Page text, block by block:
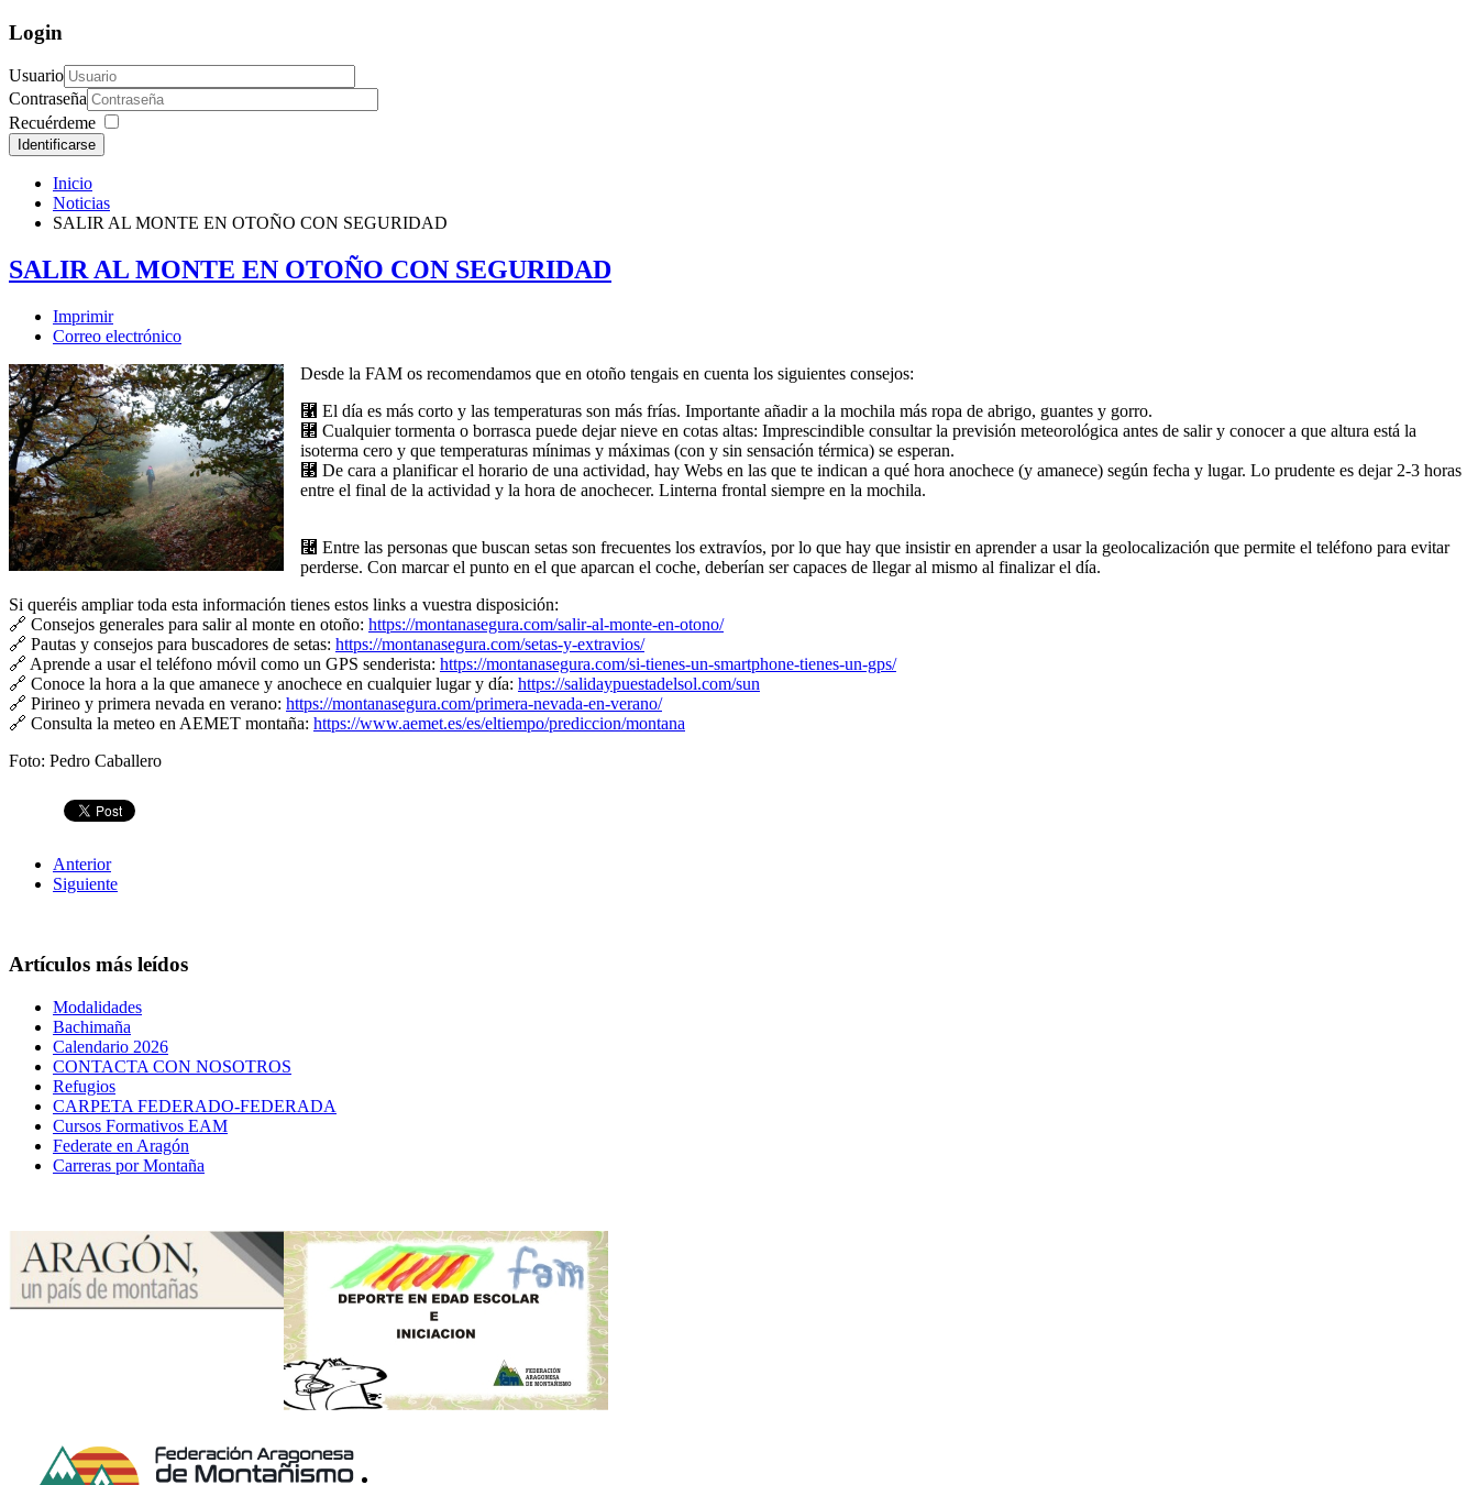
Login
Usuario
Contraseña
Recuérdeme
Identificarse
Inicio
Noticias
SALIR AL MONTE EN OTOÑO CON SEGURIDAD
SALIR AL MONTE EN OTOÑO CON SEGURIDAD
Imprimir
Correo electrónico
Desde la FAM os recomendamos que en otoño tengais en cuenta los siguientes consejos:
⿡ El día es más corto y las temperaturas son más frías. Importante añadir a la mochila más ropa de abrigo, guantes y gorro.
⿢ Cualquier tormenta o borrasca puede dejar nieve en cotas altas: Imprescindible consultar la previsión meteorológica antes de salir y conocer a que altura está la
isoterma cero y que temperaturas mínimas y máximas (con y sin sensación térmica) se esperan.
⿣ De cara a planificar el horario de una actividad, hay Webs en las que te indican a qué hora anochece (y amanece) según fecha y lugar. Lo prudente es dejar 2-3 horas
entre el final de la actividad y la hora de anochecer. Linterna frontal siempre en la mochila.
⿤ Entre las personas que buscan setas son frecuentes los extravíos, por lo que hay que insistir en aprender a usar la geolocalización que permite el teléfono para evitar
perderse. Con marcar el punto en el que aparcan el coche, deberían ser capaces de llegar al mismo al finalizar el día.
Si queréis ampliar toda esta información tienes estos links a vuestra disposición:
🔗 Consejos generales para salir al monte en otoño: https://montanasegura.com/salir-al-monte-en-otono/
🔗 Pautas y consejos para buscadores de setas: https://montanasegura.com/setas-y-extravios/
🔗 Aprende a usar el teléfono móvil como un GPS senderista: https://montanasegura.com/si-tienes-un-smartphone-tienes-un-gps/
🔗 Conoce la hora a la que amanece y anochece en cualquier lugar y día: https://salidaypuestadelsol.com/sun
🔗 Pirineo y primera nevada en verano: https://montanasegura.com/primera-nevada-en-verano/
🔗 Consulta la meteo en AEMET montaña: https://www.aemet.es/es/eltiempo/prediccion/montana
Foto: Pedro Caballero
Anterior
Siguiente
Artículos más leídos
Modalidades
Bachimaña
Calendario 2026
CONTACTA CON NOSOTROS
Refugios
CARPETA FEDERADO-FEDERADA
Cursos Formativos EAM
Federate en Aragón
Carreras por Montaña